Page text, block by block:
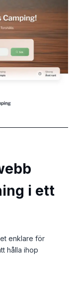
i ett
enklare för
hålla ihop